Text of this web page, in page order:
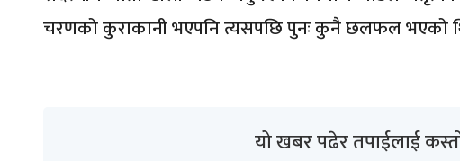
चरणको कुराकानी भएपनि त्यसपछि पुनः कुनै छलफल भएको
यो खबर पढेर तपाईलाई